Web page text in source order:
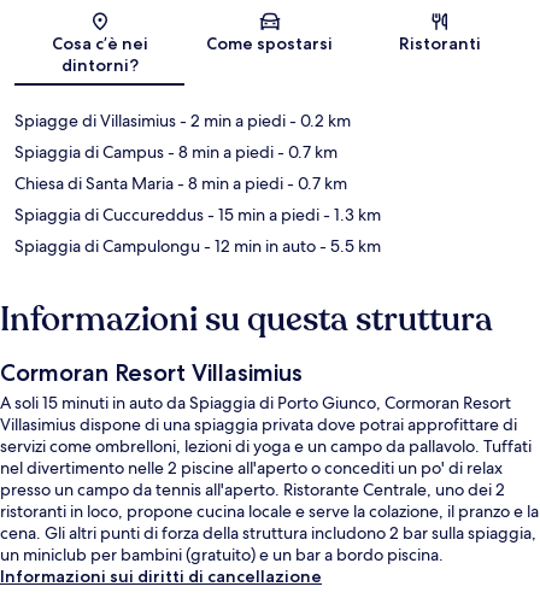
Mappa
Cosa c’è nei
dintorni?
Come spostarsi Ristoranti
Spiagge di Villasimius- 2 min a piedi- 0.2 km
Spiaggia di Campus- 8 min a piedi- 0.7 km
Chiesa di Santa Maria- 8 min a piedi- 0.7 km
Spiaggia di Cuccureddus- 15 min a piedi- 1.3 km
Spiaggia di Campulongu- 12 min in auto- 5.5 km
Informazioni su questa struttura
Cormoran Resort Villasimius
A soli 15 minuti in auto da Spiaggia di Porto Giunco, Cormoran Resort
Villasimius dispone di una spiaggia privata dove potrai approfittare di
servizi come ombrelloni, lezioni di yoga e un campo da pallavolo. Tuffati
nel divertimento nelle 2 piscine all'aperto o concediti un po' di relax
presso un campo da tennis all'aperto. Ristorante Centrale, uno dei 2
ristoranti in loco, propone cucina locale e serve la colazione, il pranzo e la
cena. Gli altri punti di forza della struttura includono 2 bar sulla spiaggia,
un miniclub per bambini (gratuito) e un bar a bordo piscina.
Informazioni sui diritti di cancellazione